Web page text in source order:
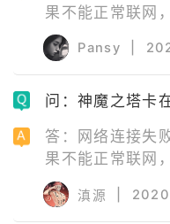
果不能正常联网
务器正在维护：
装包错误：安装
去官网下载最新
Pansy
问：神魔之塔卡
答：网络连接失
果不能正常联网
务器正在维护：
装包错误：安装
滇源